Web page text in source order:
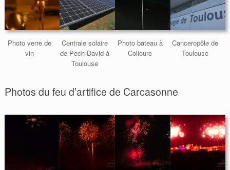
Photo verre de
vin
Centrale solaire
de Pech-David à
Toulouse
Photo bateau à
Colioure
Canceropôle de
Toulouse
Photos du feu d’artifice de Carcasonne